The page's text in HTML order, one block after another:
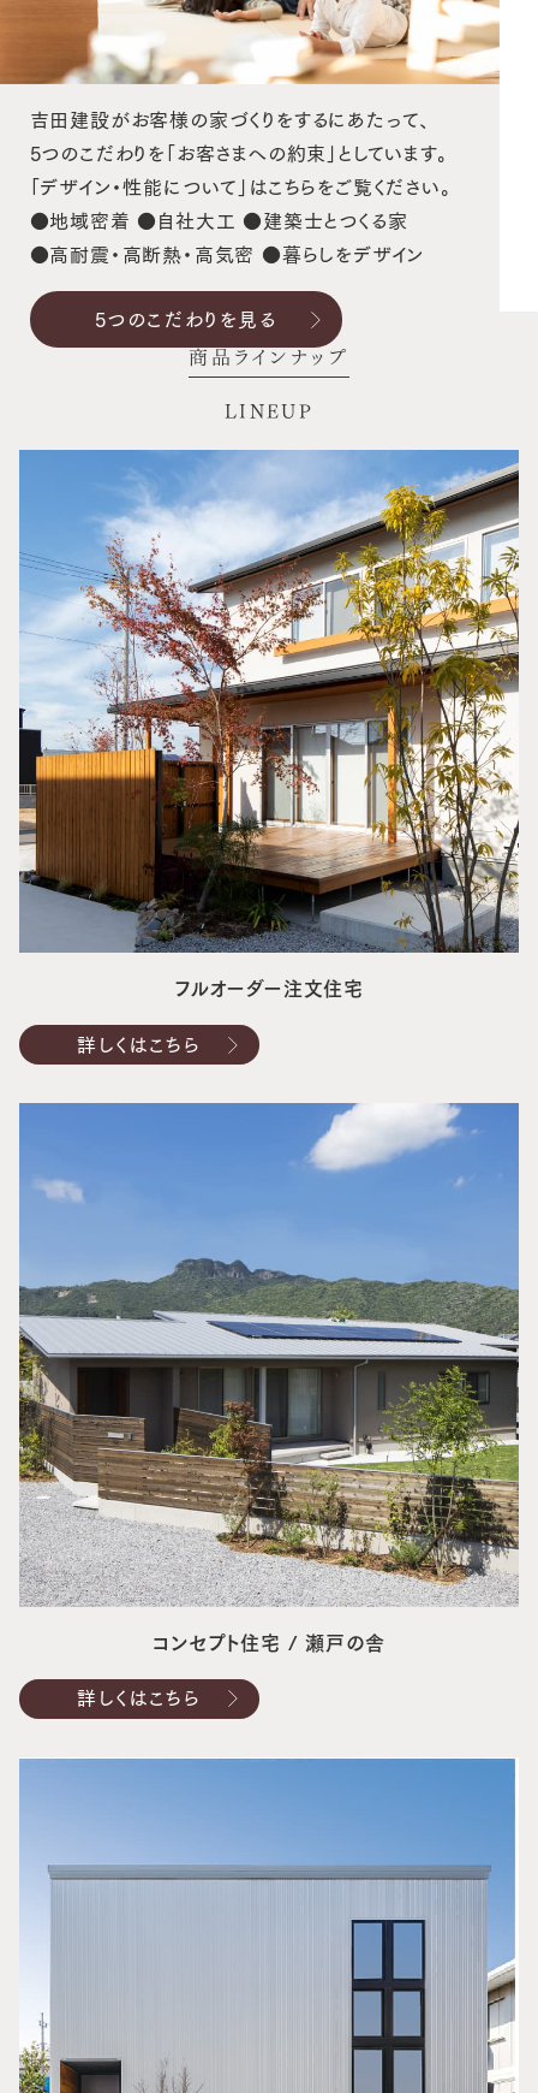
吉田建設がお客様の家づくりをするにあたって、
5つのこだわりを「お客さまへの約束」としています。
「デザイン・性能について」はこちらをご覧ください。
●地域密着 ●自社大工 ●建築士とつくる家
●高耐震・高断熱・高気密 ●暮らしをデザイン
5つのこだわりを見る
商品ラインナップ
LINEUP
フルオーダー注文住宅
詳しくはこちら
コンセプト住宅 / 瀬戸の舎
詳しくはこちら